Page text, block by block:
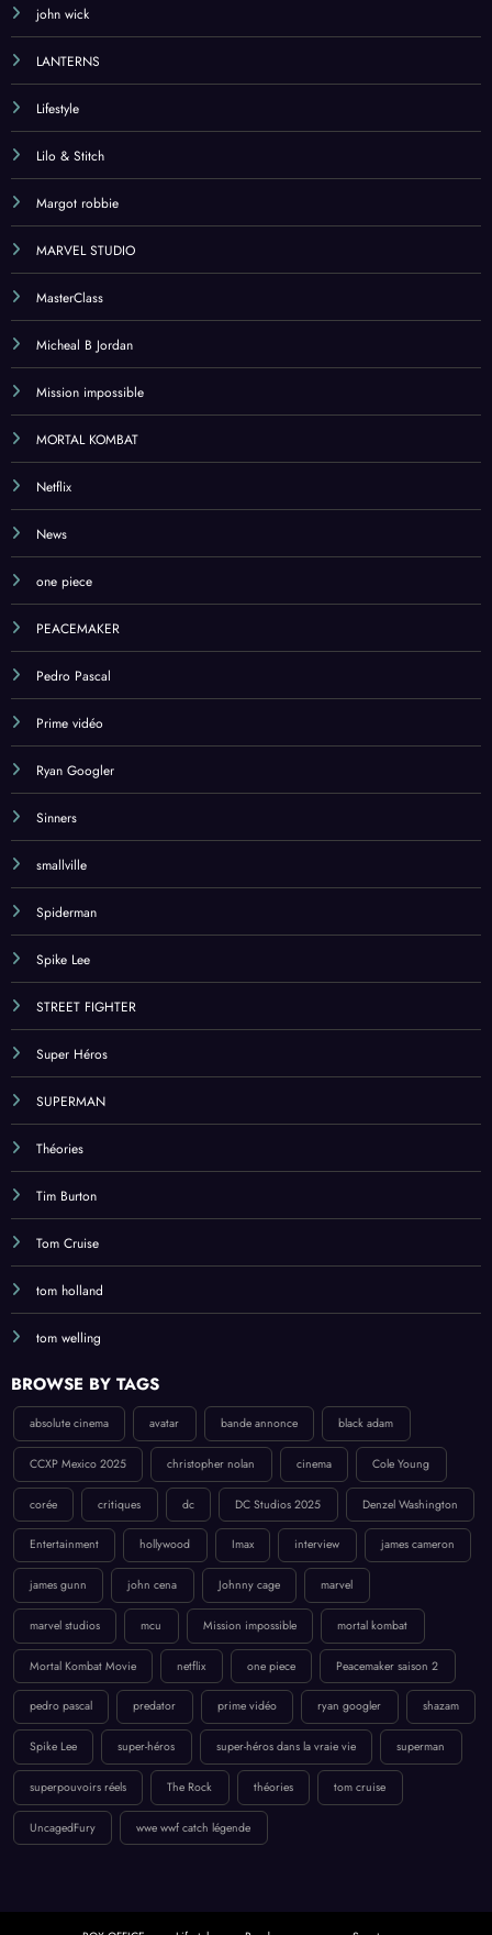
john wick
LANTERNS
Lifestyle
Lilo & Stitch
Margot robbie
MARVEL STUDIO
MasterClass
Micheal B Jordan
Mission impossible
MORTAL KOMBAT
Netflix
News
one piece
PEACEMAKER
Pedro Pascal
Prime vidéo
Ryan Googler
Sinners
smallville
Spiderman
Spike Lee
STREET FIGHTER
Super Héros
SUPERMAN
Théories
Tim Burton
Tom Cruise
tom holland
tom welling
BROWSE BY TAGS
absolute cinema avatar bande annonce black adam
CCXP Mexico 2025 christopher nolan cinema Cole Young
corée critiques dc DC Studios 2025 Denzel Washington
Entertainment hollywood Imax interview james cameron
james gunn john cena Johnny cage marvel
marvel studios mcu Mission impossible mortal kombat
Mortal Kombat Movie netflix one piece Peacemaker saison 2
pedro pascal predator prime vidéo ryan googler shazam
Spike Lee super-héros super-héros dans la vraie vie superman
superpouvoirs réels The Rock théories tom cruise
UncagedFury wwe wwf catch légende